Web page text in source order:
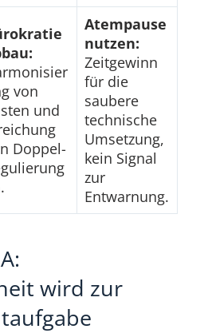
von
und
Doppel-
Atempause
nutzen:
Zeitgewinn
für die
saubere
technische
Umsetzung,
kein Signal
zur
Entwarnung.
wird zur